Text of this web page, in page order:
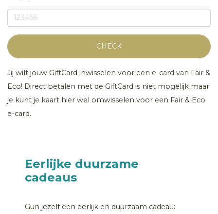
CHECK
Jij wilt jouw GiftCard inwisselen voor een e-card van Fair &
Eco! Direct betalen met de GiftCard is niet mogelijk maar
je kunt je kaart hier wel omwisselen voor een Fair & Eco
e-card.
Eerlijke duurzame
cadeaus
Gun jezelf een eerlijk en duurzaam cadeau: